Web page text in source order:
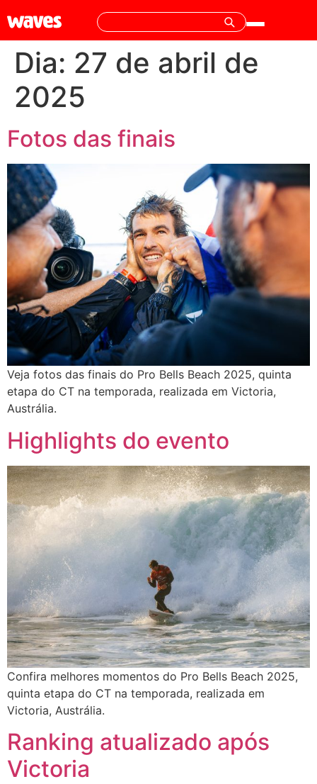
Dia: 27 de abril de
2025
Fotos das finais
Veja fotos das finais do Pro Bells Beach 2025, quinta
etapa do CT na temporada, realizada em Victoria,
Austrália.
Highlights do evento
Confira melhores momentos do Pro Bells Beach 2025,
quinta etapa do CT na temporada, realizada em
Victoria, Austrália.
Ranking atualizado após
Victoria